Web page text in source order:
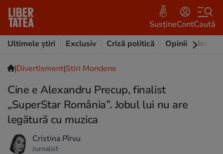
SusțineContCaută
Ultimele știri
Exclusiv Criză politică Opinii
|Divertisment|Stiri Mondene
Cine e Alexandru Precup, finalist
„SuperStar România”. Jobul lui nu are
legătură cu muzica
Cristina Pîrvu
Jurnalist